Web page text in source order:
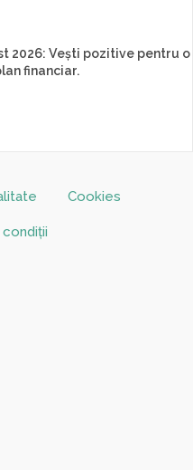
2026: Vești pozitive pentru o
financiar.
Cookies
condiții